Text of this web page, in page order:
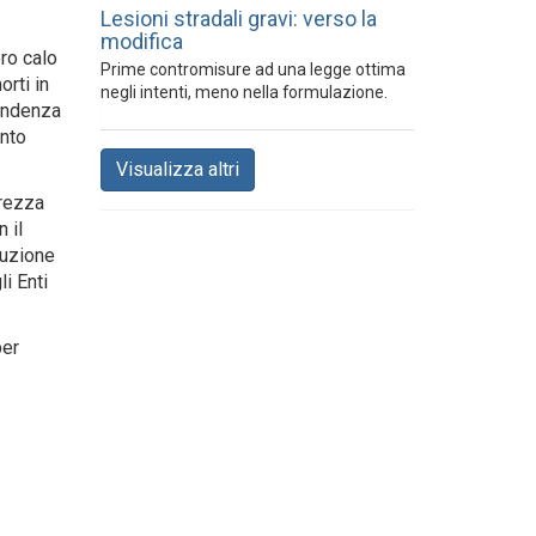
calo
in
il
Enti
Lesioni stradali gravi: verso la
modifica
Prime contromisure ad una legge ottima
negli intenti, meno nella formulazione.
Visualizza altri